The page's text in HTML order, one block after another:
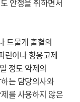
안정을 취하면서
드물게 출혈의
린이나 항응고제
정도 약제의
는 담당의사와
를 사용하지 않은